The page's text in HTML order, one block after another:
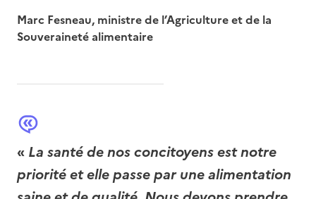
Marc Fesneau, ministre de l’Agriculture et de la
Souveraineté alimentaire
« La santé de nos concitoyens est notre
priorité et elle passe par une alimentation